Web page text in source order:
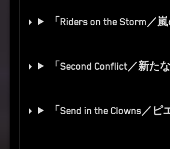
「Riders on the Storm／
「Second Conflict／新た
「Send in the Clowns／ピ